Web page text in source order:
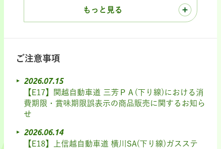
もっと見る
ご注意事項
2026.07.15
【E17】関越自動車道 三芳ＰＡ(下り線)における消
費期限・賞味期限誤表示の商品販売に関するお知ら
せ
2026.06.14
【E18】上信越自動車道 横川SA(下り線)ガスステ